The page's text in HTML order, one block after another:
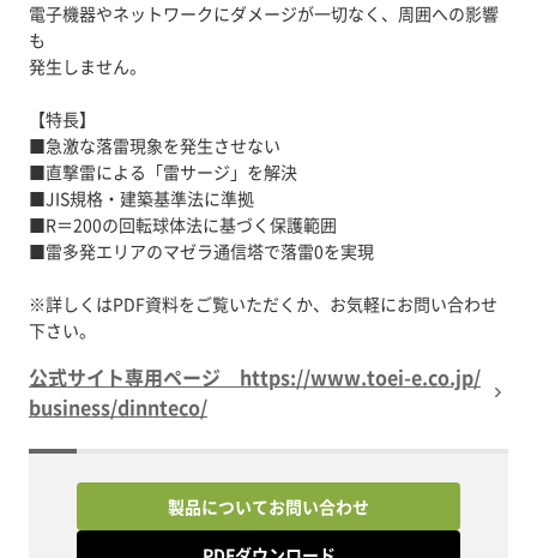
電子機器やネットワークにダメージが一切なく、周囲への影響
も
発生しません。
【特長】
■急激な落雷現象を発生させない
■直撃雷による「雷サージ」を解決
■JIS規格・建築基準法に準拠
■R＝200の回転球体法に基づく保護範囲
■雷多発エリアのマゼラ通信塔で落雷0を実現
※詳しくはPDF資料をご覧いただくか、お気軽にお問い合わせ
下さい。
公式サイト専用ページ https://www.toei-e.co.jp/
business/dinnteco/
製品についてお問い合わせ